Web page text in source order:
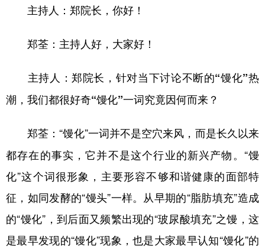
主持人： 郑院长，你好！
郑荃： 主持人好，大家好！
主持人：郑院长，针对当下讨论不断的“馒化”热
潮，我们都很好奇“馒化”一词究竟因何而来？
郑荃：“馒化”一词并不是空穴来风，而是长久以来
都存在的事实，它并不是这个行业的新兴产物。“馒
化”这个词很形象，主要形容不够和谐健康的面部特
征，如同发酵的“馒头”一样。从早期的“脂肪填充”造成
的“馒化”，到后面又频繁出现的“玻尿酸填充”之馒，这
是最早发现的“馒化”现象，也是大家最早认知“馒化”的